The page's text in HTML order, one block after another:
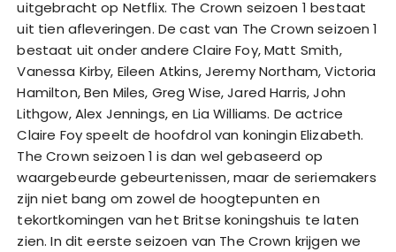
uitgebracht op Netflix. The Crown seizoen 1 bestaat
uit tien afleveringen. De cast van The Crown seizoen 1
bestaat uit onder andere Claire Foy, Matt Smith,
Vanessa Kirby, Eileen Atkins, Jeremy Northam, Victoria
Hamilton, Ben Miles, Greg Wise, Jared Harris, John
Lithgow, Alex Jennings, en Lia Williams. De actrice
Claire Foy speelt de hoofdrol van koningin Elizabeth.
The Crown seizoen 1 is dan wel gebaseerd op
waargebeurde gebeurtenissen, maar de seriemakers
zijn niet bang om zowel de hoogtepunten en
tekortkomingen van het Britse koningshuis te laten
zien. In dit eerste seizoen van The Crown krijgen we